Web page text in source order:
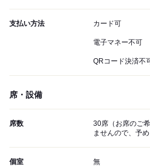
支払い方法 カード可
電子マネー不可
QRコード決済不
席・設備
席数
30席（お席のご
ませんので、予
個室 無